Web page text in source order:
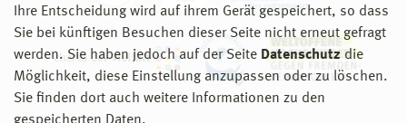
Ihre Entscheidung wird auf ihrem Gerät gespeichert, so dass
Sie bei künftigen Besuchen dieser Seite nicht erneut gefragt
werden. Sie haben jedoch auf der Seite Datenschutz die
Möglichkeit, diese Einstellung anzupassen oder zu löschen.
Sie finden dort auch weitere Informationen zu den